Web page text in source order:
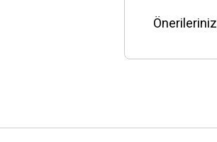
Önerileriniz